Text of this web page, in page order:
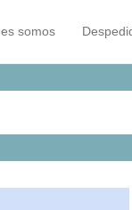
somos